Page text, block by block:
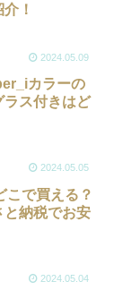
！
2024.05.09
カラーの
ラス付きはど
2024.05.05
こで買える？
と納税でお安
2024.05.04